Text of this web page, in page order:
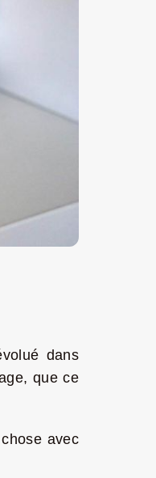
dans
que ce
avec